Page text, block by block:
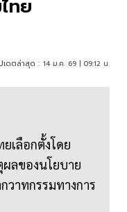
ทย
เดตล่าสุด : 14 ม.ค. 69 | 09:12 น.
เลือกตั้งโดย
ลของนโยบาย
าทกรรมทางการ